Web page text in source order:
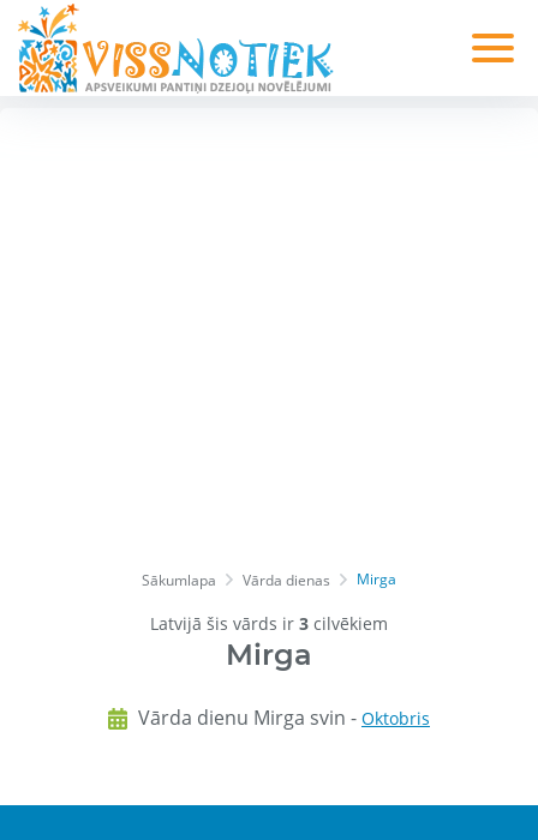
Sākumlapa Vārda dienas Mirga
Latvijā šis vārds ir 3 cilvēkiem
Mirga
Vārda dienu Mirga svin - Oktobris